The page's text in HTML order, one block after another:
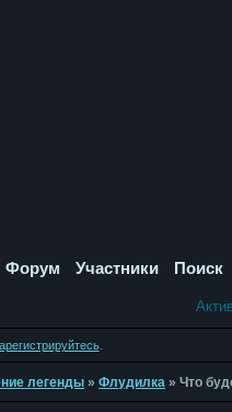
Форум Участники Поиск
.
легенды »Флудилка »Что